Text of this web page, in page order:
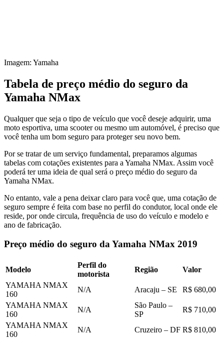
Imagem: Yamaha
Tabela de preço médio do seguro da
Yamaha NMax
Qualquer que seja o tipo de veículo que você deseje adquirir, uma
moto esportiva, uma scooter ou mesmo um automóvel, é preciso que
você tenha um bom seguro para proteger seu novo bem.
Por se tratar de um serviço fundamental, preparamos algumas
tabelas com cotações existentes para a Yamaha NMax. Assim você
poderá ter uma ideia de qual será o preço médio do seguro da
Yamaha NMax.
No entanto, vale a pena deixar claro para você que, uma cotação de
seguro sempre é feita com base no perfil do condutor, local onde ele
reside, por onde circula, frequência de uso do veículo e modelo e
ano de fabricação.
Preço médio do seguro da Yamaha NMax 2019
Modelo
Perfil do
motorista
Região
Valor
YAMAHA NMAX
160
N/A Aracaju – SE
R$ 680,00
YAMAHA NMAX
160
N/A
São Paulo –
SP
R$ 710,00
YAMAHA NMAX
160
N/A Cruzeiro – DF R$ 810,00